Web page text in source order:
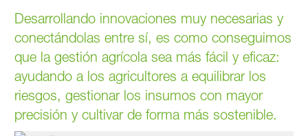
Desarrollando innovaciones muy necesarias y
conectándolas entre sí, es como conseguimos
que la gestión agrícola sea más fácil y eficaz:
ayudando a los agricultores a equilibrar los
riesgos, gestionar los insumos con mayor
precisión y cultivar de forma más sostenible.